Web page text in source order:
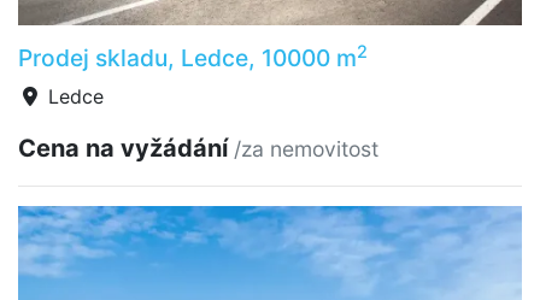
Prodej skladu, Ledce, 10000 m2
Ledce
Cena na vyžádání /za nemovitost